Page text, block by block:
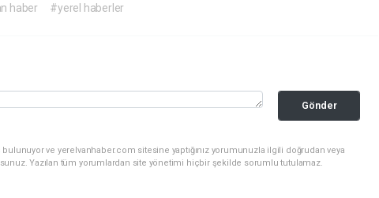
haber #yerel haberler
Gönder
ve yerelvanhaber.com sitesine yaptığınız yorumunuzla ilgili doğrudan veya
Yazılan tüm yorumlardan site yönetimi hiçbir şekilde sorumlu tutulamaz.